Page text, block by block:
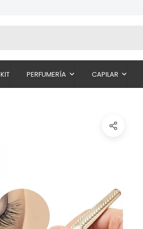
KIT PERFUMERÍA CAPILAR